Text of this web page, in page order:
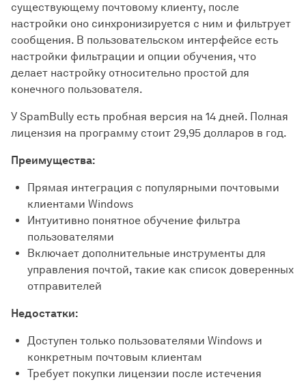
существующему почтовому клиенту, после
настройки оно синхронизируется с ним и фильтрует
сообщения. В пользовательском интерфейсе есть
настройки фильтрации и опции обучения, что
делает настройку относительно простой для
конечного пользователя.
У SpamBully есть пробная версия на 14 дней. Полная
лицензия на программу стоит 29,95 долларов в год.
Преимущества:
Прямая интеграция с популярными почтовыми
клиентами Windows
Интуитивно понятное обучение фильтра
пользователями
Включает дополнительные инструменты для
управления почтой, такие как список доверенных
отправителей
Недостатки:
Доступен только пользователями Windows и
конкретным почтовым клиентам
Требует покупки лицензии после истечения